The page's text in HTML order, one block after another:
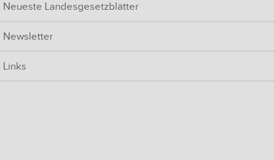
Neueste Landesgesetzblätter
Newsletter
Links